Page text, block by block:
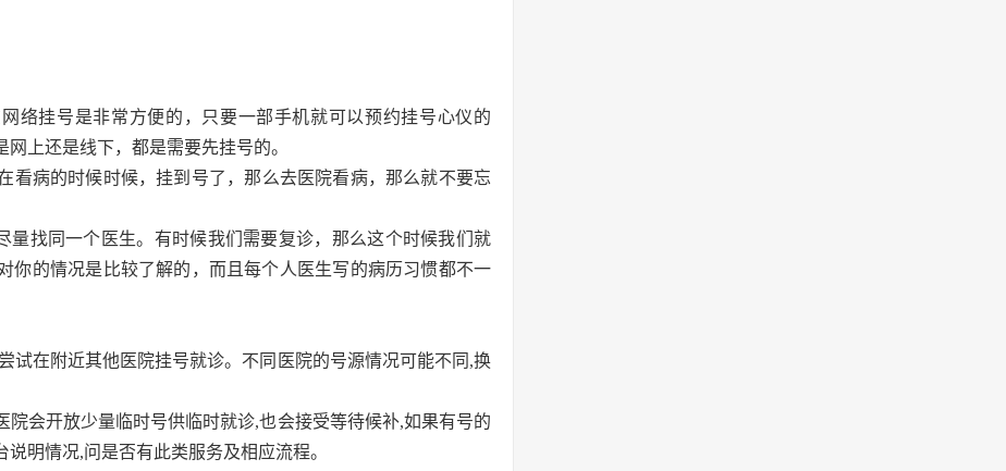
络挂号是非常方便的，只要一部手机就可以预约挂号心仪的
上还是线下，都是需要先挂号的。
看病的时候时候，挂到号了，那么去医院看病，那么就不要忘
量找同一个医生。有时候我们需要复诊，那么这个时候我们就
你的情况是比较了解的，而且每个人医生写的病历习惯都不一
试在附近其他医院挂号就诊。不同医院的号源情况可能不同,换
会开放少量临时号供临时就诊,也会接受等待候补,如果有号的
明情况,问是否有此类服务及相应流程。